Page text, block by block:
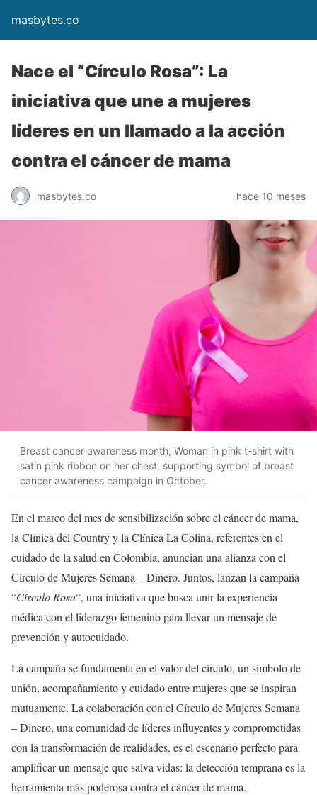
masbytes.co
Nace el “Círculo Rosa”: La
iniciativa que une a mujeres
líderes en un llamado a la acción
contra el cáncer de mama
masbytes.co hace 10 meses
Breast cancer awareness month, Woman in pink t-shirt with
satin pink ribbon on her chest, supporting symbol of breast
cancer awareness campaign in October.
En el marco del mes de sensibilización sobre el cáncer de mama,
la Clínica del Country y la Clínica La Colina, referentes en el
cuidado de la salud en Colombia, anuncian una alianza con el
Círculo de Mujeres Semana – Dinero. Juntos, lanzan la campaña
“Círculo Rosa“, una iniciativa que busca unir la experiencia
médica con el liderazgo femenino para llevar un mensaje de
prevención y autocuidado.
La campaña se fundamenta en el valor del círculo, un símbolo de
unión, acompañamiento y cuidado entre mujeres que se inspiran
mutuamente. La colaboración con el Círculo de Mujeres Semana
– Dinero, una comunidad de líderes influyentes y comprometidas
con la transformación de realidades, es el escenario perfecto para
amplificar un mensaje que salva vidas: la detección temprana es la
herramienta más poderosa contra el cáncer de mama.